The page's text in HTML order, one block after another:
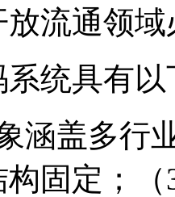
放流通领
统具有
涵盖多行
固定；